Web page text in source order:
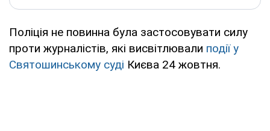
Поліція не повинна була застосовувати силу
проти журналістів, які висвітлювали події у
Святошинському суді Києва 24 жовтня.